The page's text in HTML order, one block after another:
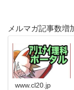
メルマガ記事数増
www.cl20.jp